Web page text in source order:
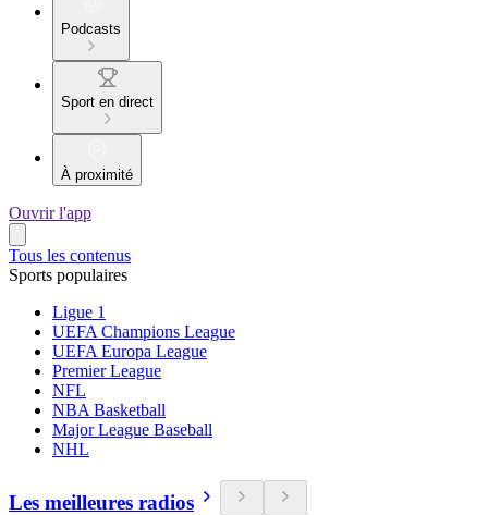
Podcasts
Sport en direct
À proximité
Ouvrir l'app
Tous les contenus
Sports populaires
Ligue 1
UEFA Champions League
UEFA Europa League
Premier League
NFL
NBA Basketball
Major League Baseball
NHL
Les meilleures radios